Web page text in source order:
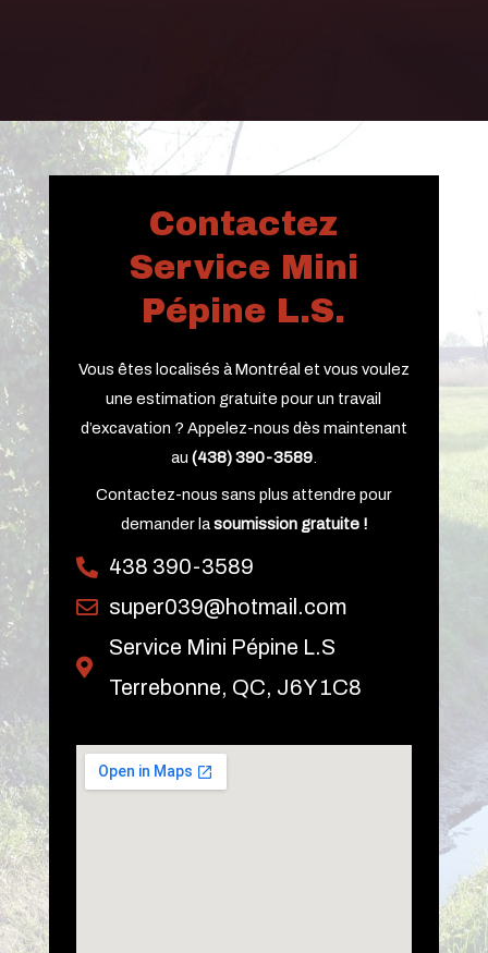
Contactez
Service Mini
Pépine L.S.
Vous êtes localisés à Montréal et vous voulez
une estimation gratuite pour un travail
d’excavation ? Appelez-nous dès maintenant
au ​ (438) 390-3589.
Contactez-nous sans plus attendre pour
demander lasoumission gratuite !
438 390-3589
super039@hotmail.com
Service Mini Pépine L.S
Terrebonne, QC, J6Y 1C8